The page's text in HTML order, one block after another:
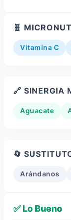
🧬
Vitamina C
🔗 SINERGIA
Aguacate
🔄
Arándanos
✅ Lo Bueno